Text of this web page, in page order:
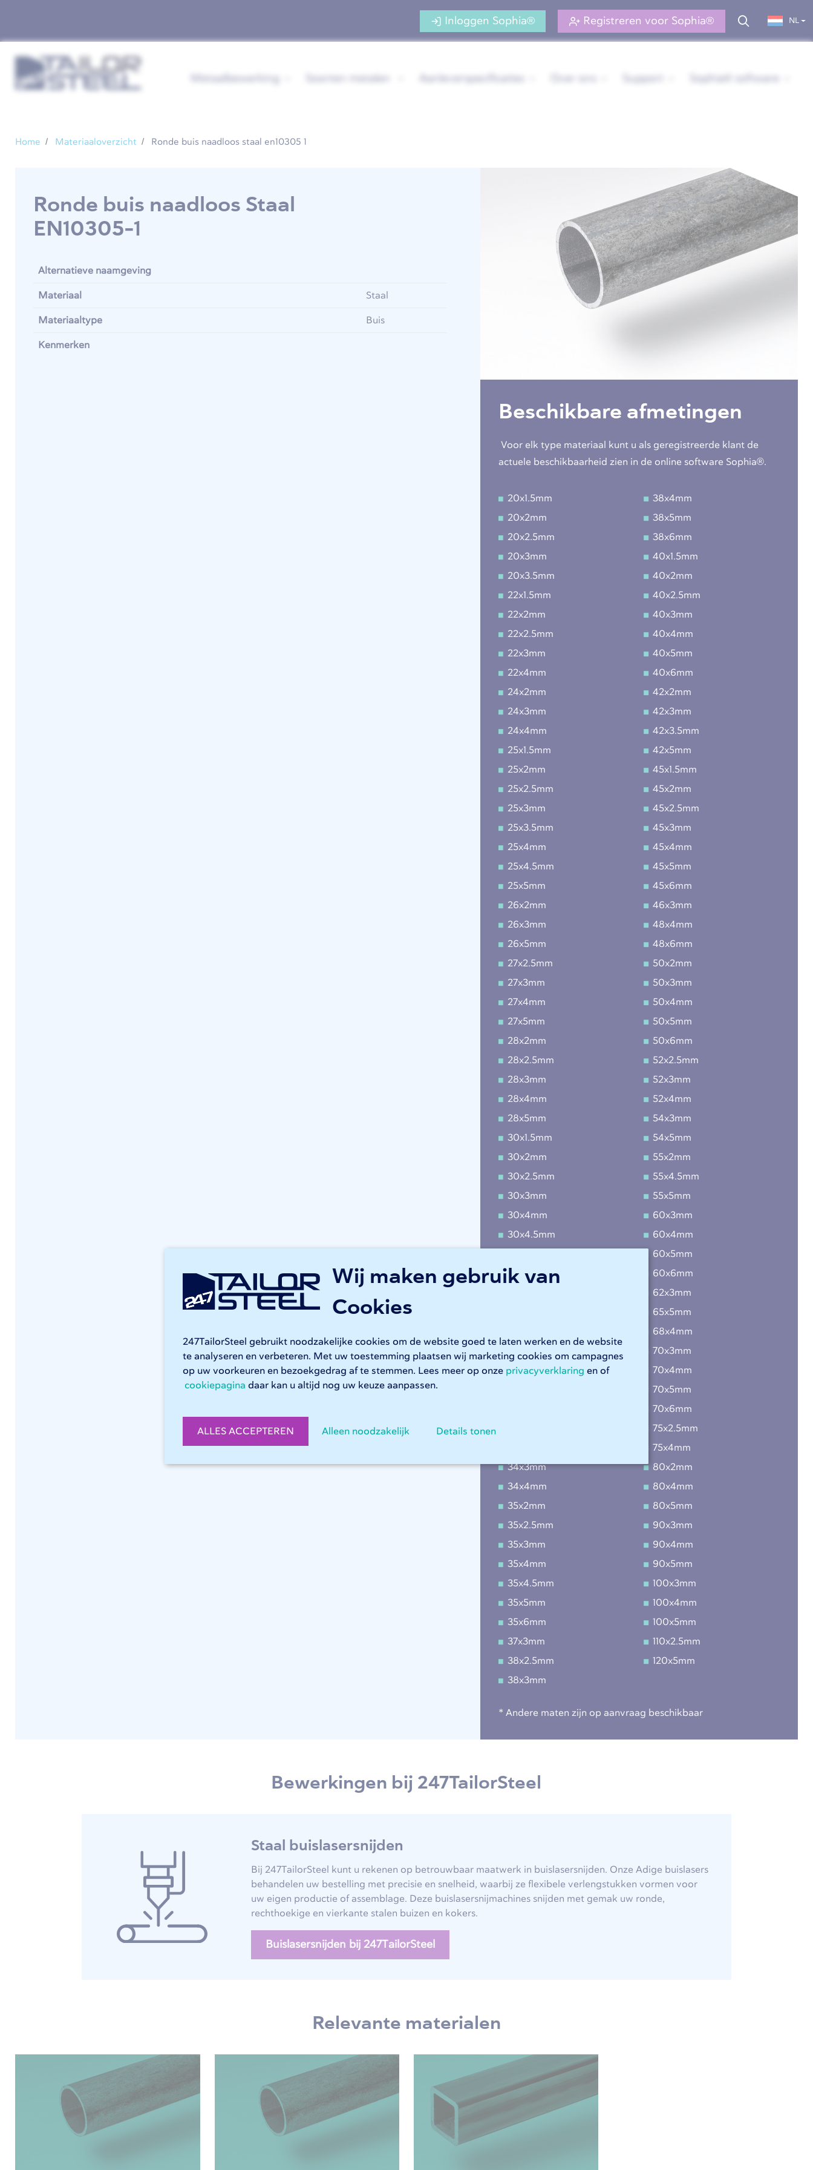
Wij maken gebruik van
Cookies
247TailorSteel gebruikt noodzakelijke cookies om de website goed te laten werken en de website
te analyseren en verbeteren. Met uw toestemming plaatsen wij marketing cookies om campagnes
op uw voorkeuren en bezoekgedrag af te stemmen. Lees meer op onze privacyverklaring en of
cookiepagina daar kan u altijd nog uw keuze aanpassen.
ALLES ACCEPTEREN Alleen noodzakelijk Details tonen
Inloggen Sophia® Registreren voor Sophia® NL
Home Materiaaloverzicht Ronde buis naadloos staal en10305 1
Ronde buis naadloos Staal
EN10305-1
Alternatieve naamgeving
Materiaal Staal
Materiaaltype Buis
Kenmerken
Beschikbare afmetingen
Voor elk type materiaal kunt u als geregistreerde klant de
actuele beschikbaarheid zien in de online software Sophia®.
20x1.5mm
20x2mm
20x2.5mm
20x3mm
20x3.5mm
22x1.5mm
22x2mm
22x2.5mm
22x3mm
22x4mm
24x2mm
24x3mm
24x4mm
25x1.5mm
25x2mm
25x2.5mm
25x3mm
25x3.5mm
25x4mm
25x4.5mm
25x5mm
26x2mm
26x3mm
26x5mm
27x2.5mm
27x3mm
27x4mm
27x5mm
28x2mm
28x2.5mm
28x3mm
28x4mm
28x5mm
30x1.5mm
30x2mm
30x2.5mm
30x3mm
30x4mm
30x4.5mm
30x6mm
32x3.5mm
32x4mm
34x3mm
34x4mm
35x2mm
35x2.5mm
35x3mm
35x4mm
35x4.5mm
35x5mm
35x6mm
37x3mm
38x2.5mm
38x3mm
38x4mm
38x5mm
38x6mm
40x1.5mm
40x2mm
40x2.5mm
40x3mm
40x4mm
40x5mm
40x6mm
42x2mm
42x3mm
42x3.5mm
42x5mm
45x1.5mm
45x2mm
45x2.5mm
45x3mm
45x4mm
45x5mm
45x6mm
46x3mm
48x4mm
48x6mm
50x2mm
50x3mm
50x4mm
50x5mm
50x6mm
52x2.5mm
52x3mm
52x4mm
54x3mm
54x5mm
55x2mm
55x4.5mm
55x5mm
60x3mm
60x4mm
60x5mm
60x6mm
62x3mm
65x5mm
68x4mm
70x3mm
70x4mm
70x5mm
70x6mm
75x2.5mm
75x4mm
80x2mm
80x4mm
80x5mm
90x3mm
90x4mm
90x5mm
100x3mm
100x4mm
100x5mm
110x2.5mm
120x5mm
* Andere maten zijn op aanvraag beschikbaar
Bewerkingen bij 247TailorSteel
Staal buislasersnijden
Bij 247TailorSteel kunt u rekenen op betrouwbaar maatwerk in buislasersnijden. Onze Adige buislasers
behandelen uw bestelling met precisie en snelheid, waarbij ze flexibele verlengstukken vormen voor
uw eigen productie of assemblage. Deze buislasersnijmachines snijden met gemak uw ronde,
rechthoekige en vierkante stalen buizen en kokers.
Buislasersnijden bij 247TailorSteel
Relevante materialen